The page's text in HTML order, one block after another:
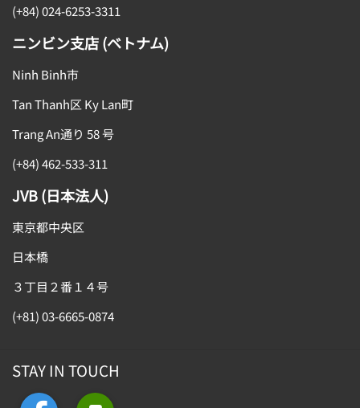
(+84) 024-6253-3311
ニンビン支店 (ベトナム)
Ninh Binh市
Tan Thanh区 Ky Lan町
Trang An通り 58 号
(+84) 462-533-311
JVB (日本法人)
東京都中央区
日本橋
３丁目２番１４号
(+81) 03-6665-0874
STAY IN TOUCH